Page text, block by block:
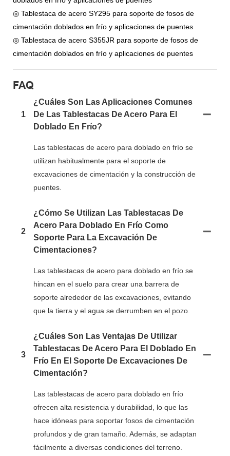
◎ Tablestaca de acero SY295 para soporte de fosos de
cimentación doblados en frío y aplicaciones de puentes
◎ Tablestaca de acero S355JR para soporte de fosos de
cimentación doblados en frío y aplicaciones de puentes
FAQ
1
¿Cuáles Son Las Aplicaciones Comunes
De Las Tablestacas De Acero Para El
Doblado En Frío?
Las tablestacas de acero para doblado en frío se
utilizan habitualmente para el soporte de
excavaciones de cimentación y la construcción de
puentes.
2
¿Cómo Se Utilizan Las Tablestacas De
Acero Para Doblado En Frío Como
Soporte Para La Excavación De
Cimentaciones?
Las tablestacas de acero para doblado en frío se
hincan en el suelo para crear una barrera de
soporte alrededor de las excavaciones, evitando
que la tierra y el agua se derrumben en el pozo.
3
¿Cuáles Son Las Ventajas De Utilizar
Tablestacas De Acero Para El Doblado En
Frío En El Soporte De Excavaciones De
Cimentación?
Las tablestacas de acero para doblado en frío
ofrecen alta resistencia y durabilidad, lo que las
hace idóneas para soportar fosos de cimentación
profundos y de gran tamaño. Además, se adaptan
fácilmente a diversas condiciones del terreno.